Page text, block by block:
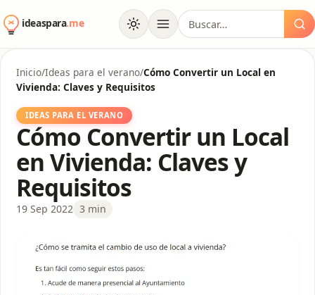
al
contenido
Buscar:
Inicio/Ideas para el verano/Cómo Convertir un Local en
Vivienda: Claves y Requisitos
IDEAS PARA EL VERANO
Cómo Convertir un Local
en Vivienda: Claves y
Requisitos
19 Sep 2022 3 min